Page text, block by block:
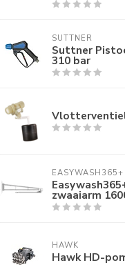
SUTTNER
Suttner
310 bar
EASYWASH365+
zwaaiarm
HAWK
Hawk HD-